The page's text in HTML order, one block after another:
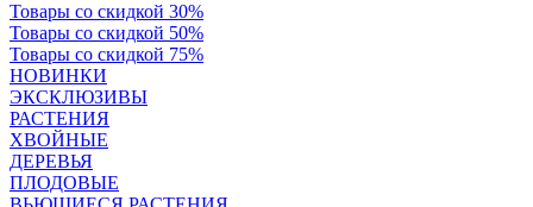
Товары со скидкой 30%
Товары со скидкой 50%
Товары со скидкой 75%
НОВИНКИ
ЭКСКЛЮЗИВЫ
РАСТЕНИЯ
ХВОЙНЫЕ
ДЕРЕВЬЯ
ПЛОДОВЫЕ